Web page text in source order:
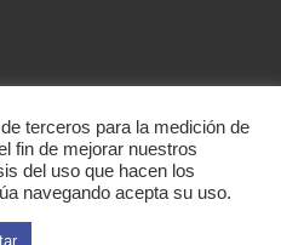
terceros para la medición de
fin de mejorar nuestros
del uso que hacen los
navegando acepta su uso.